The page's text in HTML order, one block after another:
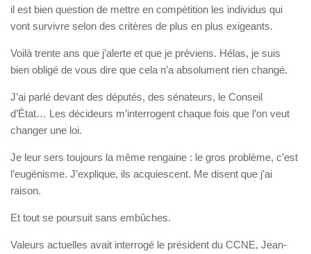
il est bien question de mettre en compétition les individus qui
vont survivre selon des critères de plus en plus exigeants.
Voilà trente ans que j’alerte et que je préviens. Hélas, je suis
bien obligé de vous dire que cela n’a absolument rien changé.
J’ai parlé devant des députés, des sénateurs, le Conseil
d’État… Les décideurs m’interrogent chaque fois que l’on veut
changer une loi.
Je leur sers toujours la même rengaine : le gros problème, c’est
l’eugénisme. J’explique, ils acquiescent. Me disent que j’ai
raison.
Et tout se poursuit sans embûches.
Valeurs actuelles avait interrogé le président du CCNE, Jean-